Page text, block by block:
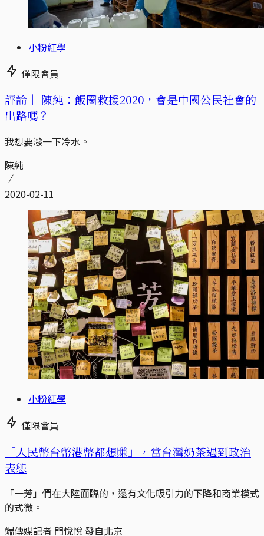
小粉紅學
僅限會員
評論｜ 陳純：飯圈救援2020，會是中國公民社會的
出路嗎？
我想要潑一下冷水。
陳純
2020-02-11
小粉紅學
僅限會員
「人民幣台幣港幣都想賺」，當台灣奶茶遇到政治
表態
「一芳」們在大陸面臨的，還有文化吸引力的下降和商業模式
的式微。
端傳媒記者 門悅悅 發自北京